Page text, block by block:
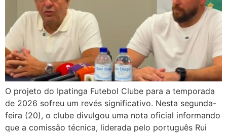
O projeto do Ipatinga Futebol Clube para a temporada
de 2026 sofreu um revés significativo. Nesta segunda-
feira (20), o clube divulgou uma nota oficial informando
que a comissão técnica, liderada pelo português Rui